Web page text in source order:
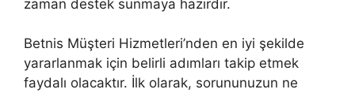
zaman destek sunmaya hazırdır.
Betnis Müşteri Hizmetleri’nden en iyi şekilde
yararlanmak için belirli adımları takip etmek
faydalı olacaktır. İlk olarak, sorununuzun ne